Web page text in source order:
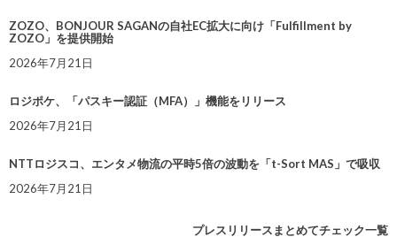
ZOZO、BONJOUR SAGANの自社EC拡大に向け「Fulfillment by
ZOZO」を提供開始
2026年7月21日
ロジポケ、「パスキー認証（MFA）」機能をリリース
2026年7月21日
NTTロジスコ、エンタメ物流の平時5倍の波動を「t-Sort MAS」で吸収
2026年7月21日
プレスリリースまとめてチェック一覧